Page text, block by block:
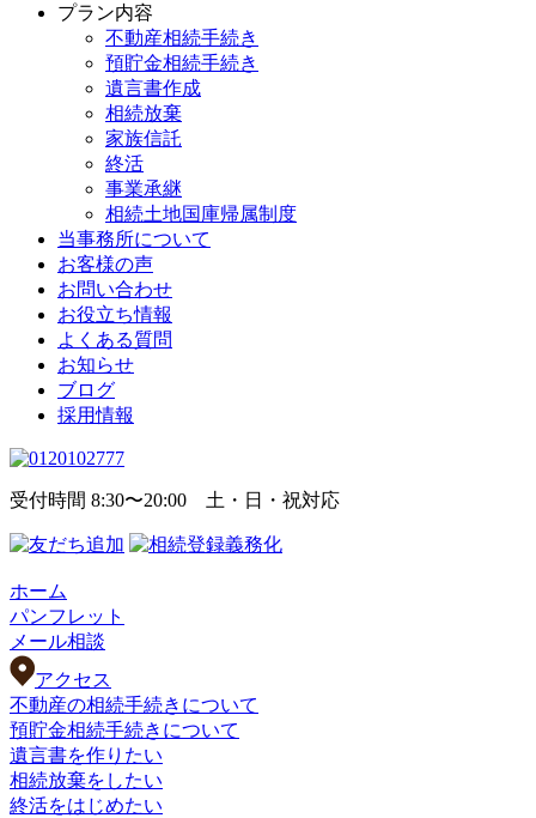
プラン内容
不動産相続手続き
預貯金相続手続き
遺言書作成
相続放棄
家族信託
終活
事業承継
相続土地国庫帰属制度
当事務所について
お客様の声
お問い合わせ
お役立ち情報
よくある質問
お知らせ
ブログ
採用情報
受付時間 8:30〜20:00 土・日・祝対応
ホーム
パンフレット
メール相談
アクセス
不動産の相続手続きについて
預貯金相続手続きについて
遺言書を作りたい
相続放棄をしたい
終活をはじめたい